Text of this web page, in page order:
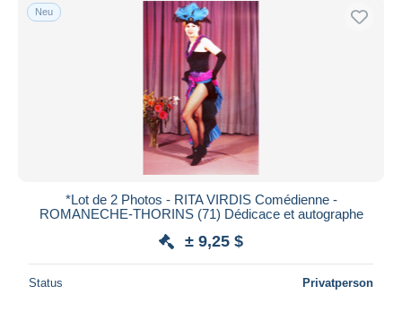
Fotos
Auktionen mit Geboten
Auktionen ohne Gebote
Endet in Stunde(n)
Preis
Neu
*Lot de 2 Photos - RITA VIRDIS Comédienne -
ROMANECHE-THORINS (71) Dédicace et autographe
± 9,25 $
Status Privatperson